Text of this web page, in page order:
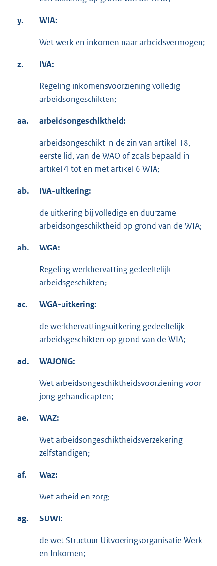
y. WIA:
Wet werk en inkomen naar arbeidsvermogen;
z. IVA:
Regeling inkomensvoorziening volledig
arbeidsongeschikten;
aa. arbeidsongeschiktheid:
arbeidsongeschikt in de zin van artikel 18,
eerste lid, van de WAO of zoals bepaald in
artikel 4 tot en met artikel 6 WIA;
ab. IVA-uitkering:
de uitkering bij volledige en duurzame
arbeidsongeschiktheid op grond van de WIA;
ab. WGA:
Regeling werkhervatting gedeeltelijk
arbeidsgeschikten;
ac. WGA-uitkering:
de werkhervattingsuitkering gedeeltelijk
arbeidsgeschikten op grond van de WIA;
ad. WAJONG:
Wet arbeidsongeschiktheidsvoorziening voor
jong gehandicapten;
ae. WAZ:
Wet arbeidsongeschiktheidsverzekering
zelfstandigen;
af. Waz:
Wet arbeid en zorg;
ag. SUWI:
de wet Structuur Uitvoeringsorganisatie Werk
en Inkomen;